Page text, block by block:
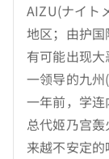
AIZU(ナイト
地区；由护
有可能出现
一领导的九州
一年前，学
总代姬乃宫
来越不安定